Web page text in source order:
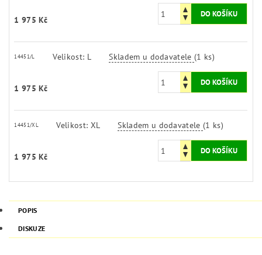
1 975 Kč
14451/L Velikost: L Skladem u dodavatele(1 ks)
1 975 Kč
14451/XL Velikost: XL Skladem u dodavatele(1 ks)
1 975 Kč
POPIS
DISKUZE